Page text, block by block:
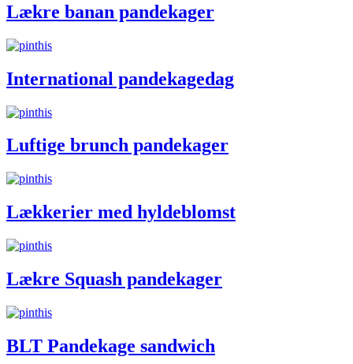
Lækre banan pandekager
International pandekagedag
Luftige brunch pandekager
Lækkerier med hyldeblomst
Lækre Squash pandekager
BLT Pandekage sandwich